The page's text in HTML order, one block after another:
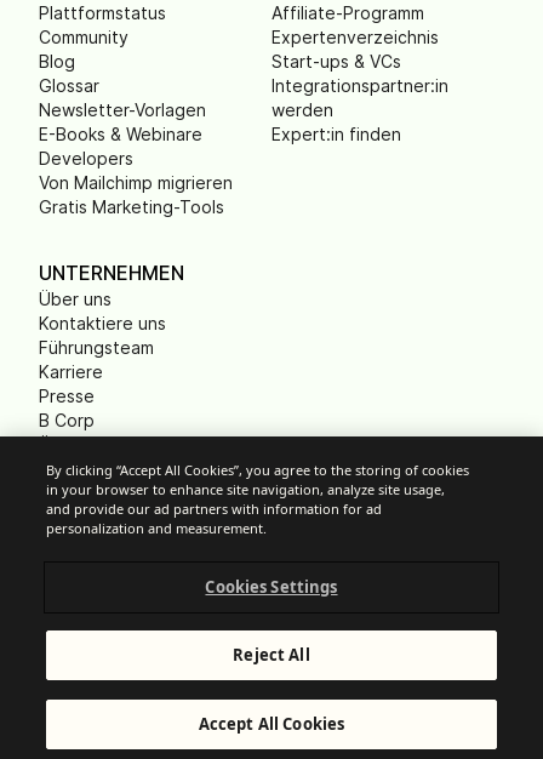
Plattformstatus
Community
Blog
Glossar
Newsletter-Vorlagen
E-Books & Webinare
Developers
Von Mailchimp migrieren
Gratis Marketing-Tools
Affiliate-Programm
Expertenverzeichnis
Start-ups & VCs
Integrationspartner:in
werden
Expert:in finden
UNTERNEHMEN
Über uns
Kontaktiere uns
Führungsteam
Karriere
Presse
B Corp
Gemeinnützige
Organisationen (NPO)
Cookie-Einstellungen
Allgemeine Nutzungsbedingungen
© Brevo 2026. Alle Rechte vorbehalten.
By clicking “Accept All Cookies”, you agree to the storing of cookies
in your browser to enhance site navigation, analyze site usage,
and provide our ad partners with information for ad
personalization and measurement.
Cookies Settings
Reject All
Accept All Cookies